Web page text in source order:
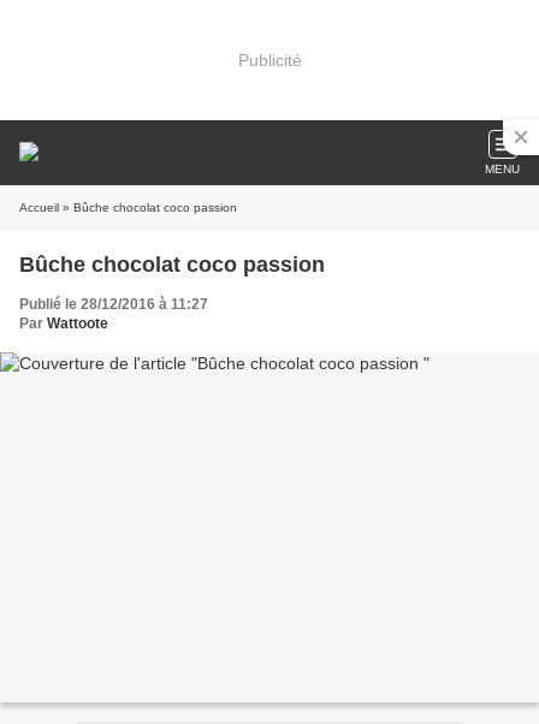
Publicité
MENU
Accueil » Bûche chocolat coco passion
Bûche chocolat coco passion
Publié le 28/12/2016 à 11:27
Par Wattoote